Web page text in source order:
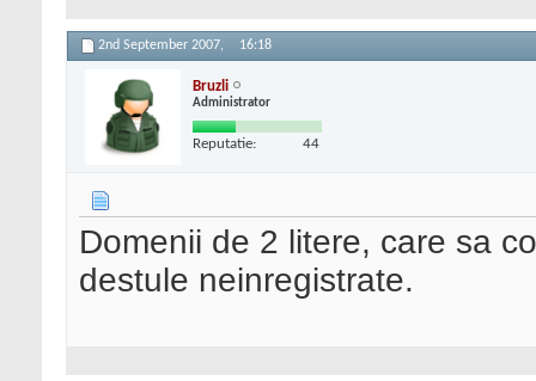
2nd September 2007, 16:18
Bruzli
Administrator
Reputatie: 44
Domenii de 2 litere, care sa
destule neinregistrate.